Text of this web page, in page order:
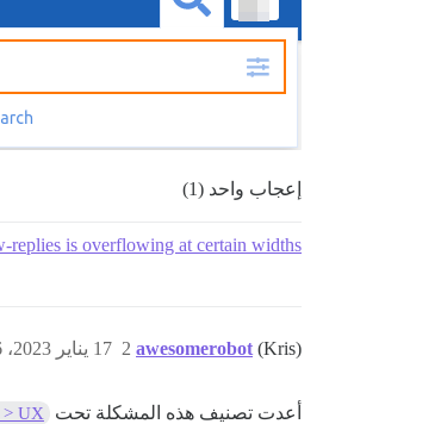
إعجاب واحد (1)
replies is overflowing at certain widths
awesomerobot (Kris) 17 يناير 2023، 2:56م 2
أعدت تصنيف هذه المشكلة تحت > UX